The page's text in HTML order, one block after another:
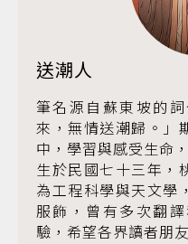
送潮人
筆名源自蘇東坡的
來，無情送潮歸。」
中，學習與感受生命
生於民國七十三年，
為工程科學與天文學
服飾，曾有多次翻
驗，希望各界讀者朋